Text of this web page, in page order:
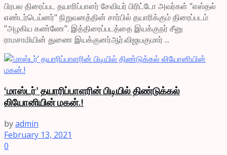
பிரபல திரைப்பட தயாரிப்பாளர் சேவியர் பிரிட்டோ அவர்கள் "எஸ்தல்
எண்டர்டெய்னர்" நிறுவனத்தின் சார்பில் தயாரிக்கும் திரைப்படம்
"அழகிய கண்ணே". இத்திரைப்படத்தை இயக்குநர் சீனு
ராமசாமியின் துணை இயக்குனர்ஆர்.விஜயகுமார் ...
‘மாஸ்டர்’ தயாரிப்பாளரின் பிடியில் திண்டுக்கல்
லியோனியின் மகன்.!
byadmin
February 13, 2021
0